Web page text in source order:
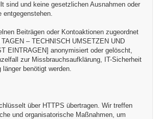
sind und keine gesetzlichen Ausnahmen oder
entgegenstehen.
Beiträgen oder Kontoaktionen zugeordnet
– TECHNISCH UMSETZEN UND
EINTRAGEN] anonymisiert oder gelöscht,
zur Missbrauchsaufklärung, IT-Sicherheit
benötigt werden.
über HTTPS übertragen. Wir treffen
und organisatorische Maßnahmen, um